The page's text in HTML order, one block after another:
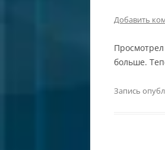
Добавить
больше.
Запись